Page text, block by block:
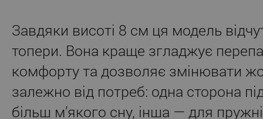
Завдяки висоті 8 см ця модель
топери. Вона краще згладжує
комфорту та дозволяє змінювати
залежно від потреб: одна сторона
більш м’якого сну, інша — для